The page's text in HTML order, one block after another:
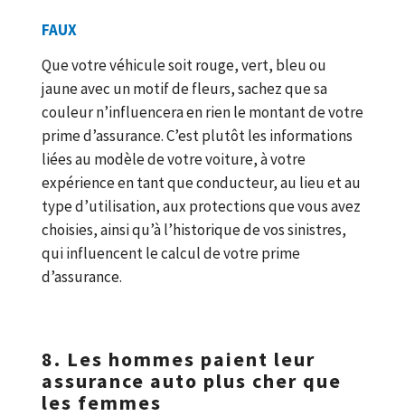
FAUX
Que votre véhicule soit rouge, vert, bleu ou
jaune avec un motif de fleurs, sachez que sa
couleur n’influencera en rien le montant de votre
prime d’assurance. C’est plutôt les informations
liées au modèle de votre voiture, à votre
expérience en tant que conducteur, au lieu et au
type d’utilisation, aux protections que vous avez
choisies, ainsi qu’à l’historique de vos sinistres,
qui influencent le calcul de votre prime
d’assurance.
8. Les hommes paient leur
assurance auto plus cher que
les femmes